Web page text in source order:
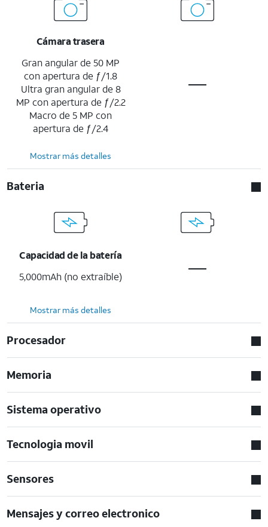
Cámara trasera
Gran angular de 50 MP
con apertura de ƒ/1.8
Ultra gran angular de 8
MP con apertura de ƒ/2.2
Macro de 5 MP con
apertura de ƒ/2.4
Mostrar más detalles
Bateria
Capacidad de la batería
5,000mAh (no extraíble)
Mostrar más detalles
Procesador
Memoria
Sistema operativo
Tecnologia movil
Sensores
Mensajes y correo electronico